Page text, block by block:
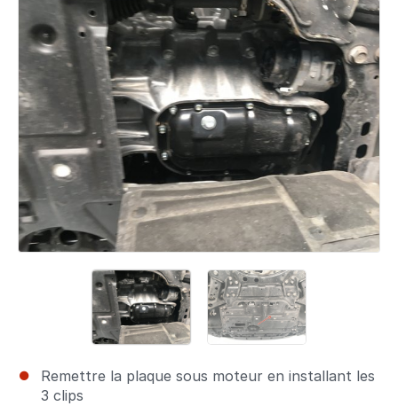
Remettre la plaque sous moteur en installant les
3 clips